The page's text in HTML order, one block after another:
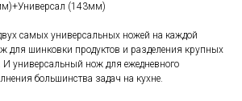
(143мм)
самых универсальных ножей на каждой
для шинковки продуктов и разделения крупных
универсальный нож для ежедневного
большинства задач на кухне.